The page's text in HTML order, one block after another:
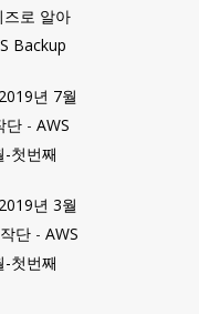
즈로 알아
Backup
년 7월
단 - AWS
첫번째
년 3월
단 - AWS
첫번째